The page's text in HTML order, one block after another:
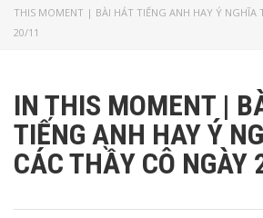
THIS MOMENT | BÀI HÁT TIẾNG ANH HAY Ý NGHĨA
20/11
IN THIS MOMENT |
TIẾNG ANH HAY Ý
CÁC THẦY CÔ NGÀY